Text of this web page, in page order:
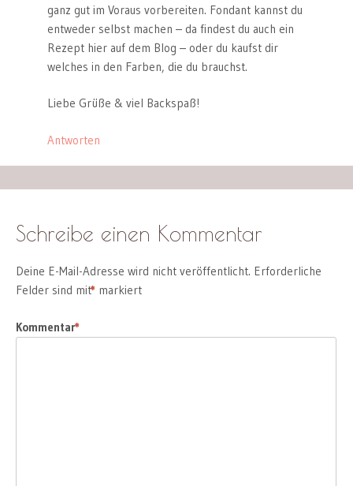
ganz gut im Voraus vorbereiten. Fondant kannst du
entweder selbst machen – da findest du auch ein
Rezept hier auf dem Blog – oder du kaufst dir
welches in den Farben, die du brauchst.
Liebe Grüße & viel Backspaß!
Antworten
Schreibe einen Kommentar
Deine E-Mail-Adresse wird nicht veröffentlicht. Erforderliche
Felder sind mit
* markiert
Kommentar
*